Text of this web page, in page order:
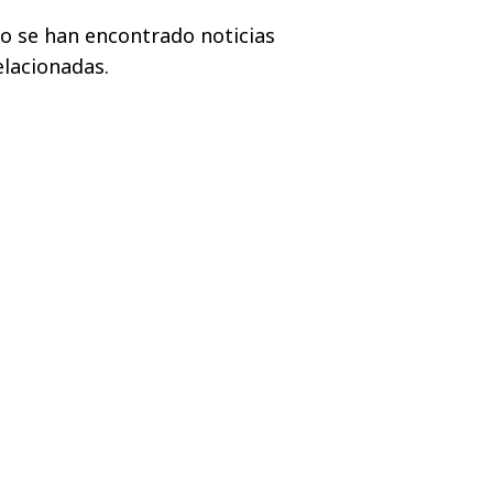
se han encontrado noticias